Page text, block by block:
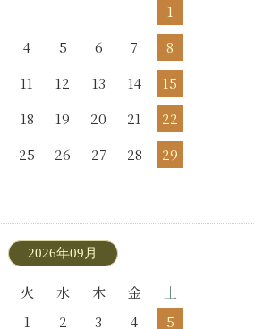
1
4 5 6 7
8
11 12 13 14
15
18 19 20 21
22
25 26 27 28
29
2026年09月
火 水 木 金
土
1
2 3 4 5